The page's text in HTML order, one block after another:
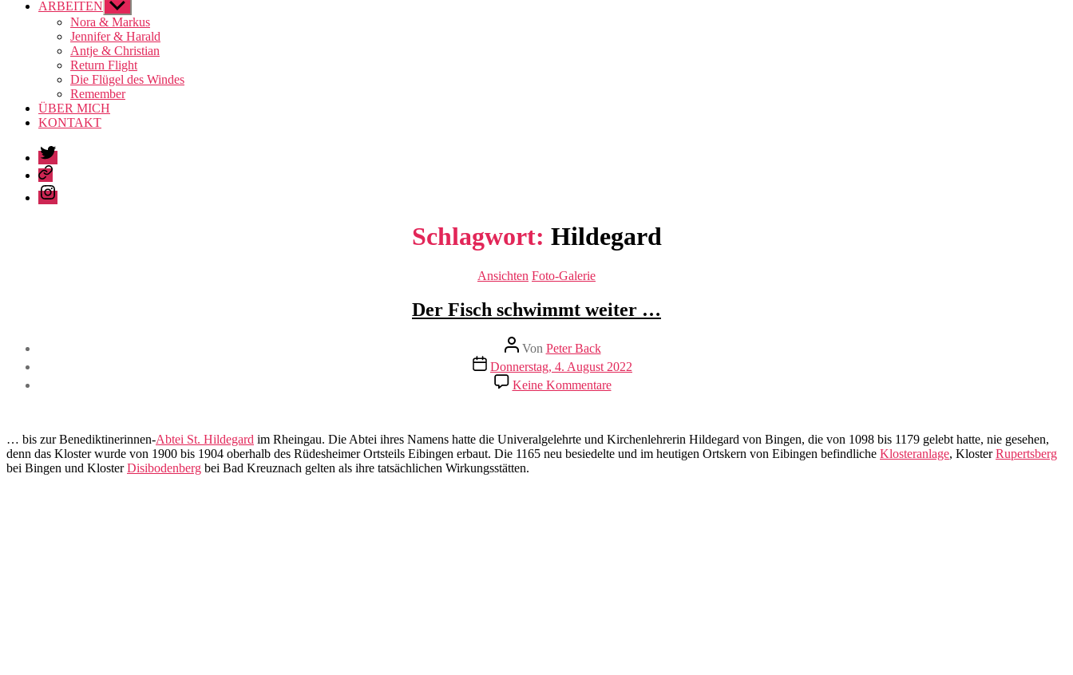
ARBEITEN Untermenü
anzeigen
Nora & Markus
Jennifer & Harald
Antje & Christian
Return Flight
Die Flügel des Windes
Remember
ÜBER MICH
KONTAKT
Twitter
Pinterest
Instagram
Schlagwort: Hildegard
Kategorien
Ansichten Foto-Galerie
Der Fisch schwimmt weiter …
Beitragsautor
Von Peter Back
Veröffentlichungsdatum
Donnerstag, 4. August 2022
Keine Kommentarezu
Der
weiter
…
… bis zur Benediktinerinnen-Abtei St. Hildegard im Rheingau. Die Abtei ihres Namens hatte die Univeralgelehrte und Kirchenlehrerin Hildegard von Bingen, die von 1098 bis 1179 gelebt hatte, nie gesehen,
denn das Kloster wurde von 1900 bis 1904 oberhalb des Rüdesheimer Ortsteils Eibingen erbaut. Die 1165 neu besiedelte und im heutigen Ortskern von Eibingen befindliche Klosteranlage, KlosterRupertsberg
bei Bingen und KlosterDisibodenberg bei Bad Kreuznach gelten als ihre tatsächlichen Wirkungsstätten.